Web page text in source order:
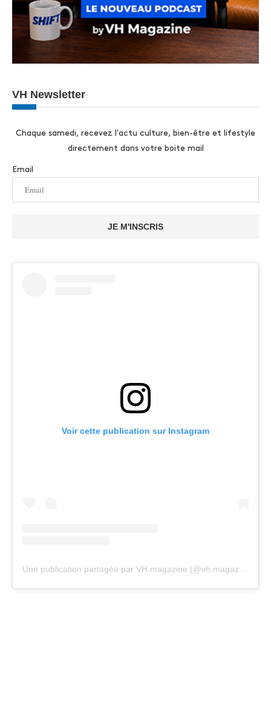
VH Newsletter
Chaque samedi, recevez l'actu culture, bien-être et lifestyle
directement dans votre boite mail
Email
JE M'INSCRIS
Voir cette publication sur Instagram
Une publication partagée par VH magazine (@vh.magazine)